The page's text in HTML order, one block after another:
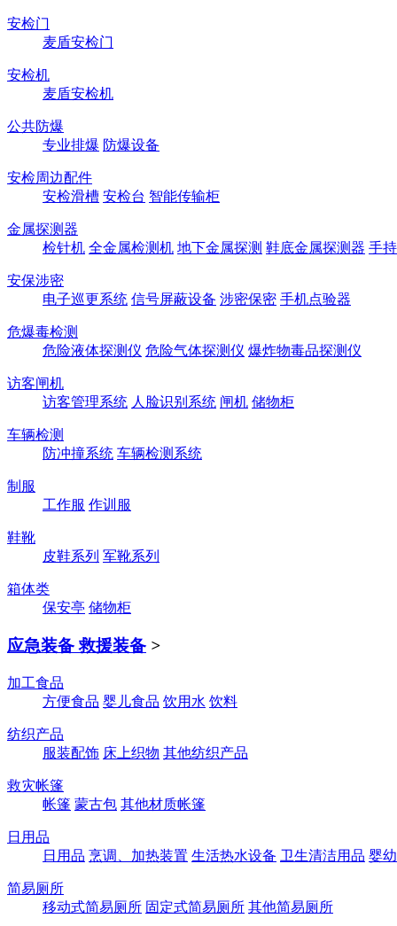
安检门
麦盾安检门
安检机
麦盾安检机
公共防爆
专业排爆 防爆设备
安检周边配件
安检滑槽 安检台 智能传输柜
金属探测器
检针机 全金属检测机 地下金属探测 鞋底金属探测器 手
安保涉密
电子巡更系统 信号屏蔽设备 涉密保密 手机点验器
危爆毒检测
危险液体探测仪 危险气体探测仪 爆炸物毒品探测仪
访客闸机
访客管理系统 人脸识别系统 闸机 储物柜
车辆检测
防冲撞系统 车辆检测系统
制服
工作服 作训服
鞋靴
皮鞋系列 军靴系列
箱体类
保安亭 储物柜
应急装备 救援装备 >
加工食品
方便食品 婴儿食品 饮用水 饮料
纺织产品
服装配饰 床上织物 其他纺织产品
救灾帐篷
帐篷 蒙古包 其他材质帐篷
日用品
日用品 烹调、加热装置 生活热水设备 卫生清洁用品 婴
简易厕所
移动式简易厕所 固定式简易厕所 其他简易厕所